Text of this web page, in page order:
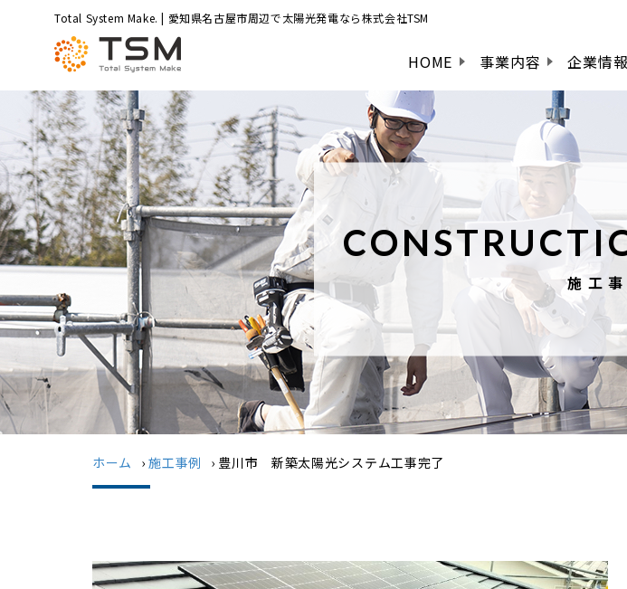
Total System Make. | 愛知県名古屋市周辺で太陽光発電なら株式会社TSM
HOME 事業内容 企業情報
施工事
ホーム ›施工事例 › 豊川市 新築太陽光システム工事完了